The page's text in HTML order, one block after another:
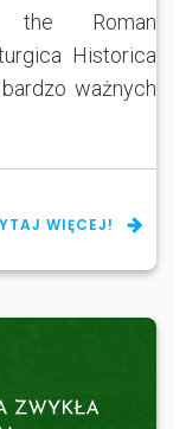
Roman
Historica
ważnych
WIĘCEJ!